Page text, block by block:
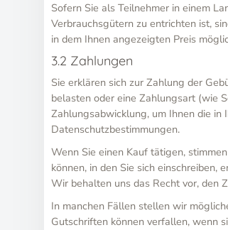
Sofern Sie als Teilnehmer in einem
Verbrauchsgütern zu entrichten ist,
in dem Ihnen angezeigten Preis
3.2 Zahlungen
Sie erklären sich zur Zahlung der
belasten oder eine Zahlungsart (wie
Zahlungsabwicklung, um Ihnen die in
Datenschutzbestimmungen.
Wenn Sie einen Kauf tätigen,
können, in den Sie sich
Wir behalten uns das Recht vor, den
In manchen Fällen stellen wir
Gutschriften können verfallen, wenn